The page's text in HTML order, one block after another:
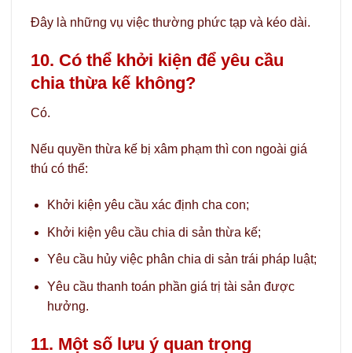
Đây là những vụ việc thường phức tạp và kéo dài.
10. Có thể khởi kiện để yêu cầu
chia thừa kế không?
Có.
Nếu quyền thừa kế bị xâm phạm thì con ngoài giá
thú có thể:
Khởi kiện yêu cầu xác định cha con;
Khởi kiện yêu cầu chia di sản thừa kế;
Yêu cầu hủy việc phân chia di sản trái pháp luật;
Yêu cầu thanh toán phần giá trị tài sản được
hưởng.
11. Một số lưu ý quan trọng